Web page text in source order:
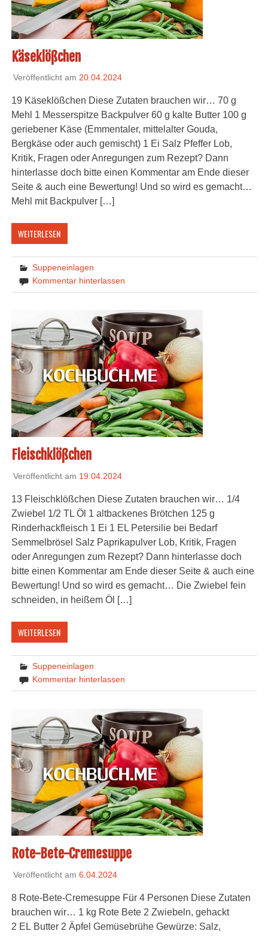
Käseklößchen
Veröffentlicht am 20.04.2024
19 Käseklößchen Diese Zutaten brauchen wir… 70 g
Mehl 1 Messerspitze Backpulver 60 g kalte Butter 100 g
geriebener Käse (Emmentaler, mittelalter Gouda,
Bergkäse oder auch gemischt) 1 Ei Salz Pfeffer Lob,
Kritik, Fragen oder Anregungen zum Rezept? Dann
hinterlasse doch bitte einen Kommentar am Ende dieser
Seite & auch eine Bewertung! Und so wird es gemacht…
Mehl mit Backpulver […]
WEITERLESEN
Suppeneinlagen
Kommentar hinterlassen
Fleischklößchen
Veröffentlicht am 19.04.2024
13 Fleischklößchen Diese Zutaten brauchen wir… 1/4
Zwiebel 1/2 TL Öl 1 altbackenes Brötchen 125 g
Rinderhackfleisch 1 Ei 1 EL Petersilie bei Bedarf
Semmelbrösel Salz Paprikapulver Lob, Kritik, Fragen
oder Anregungen zum Rezept? Dann hinterlasse doch
bitte einen Kommentar am Ende dieser Seite & auch eine
Bewertung! Und so wird es gemacht… Die Zwiebel fein
schneiden, in heißem Öl […]
WEITERLESEN
Suppeneinlagen
Kommentar hinterlassen
Rote-Bete-Cremesuppe
Veröffentlicht am 6.04.2024
8 Rote-Bete-Cremesuppe Für 4 Personen Diese Zutaten
brauchen wir… 1 kg Rote Bete 2 Zwiebeln, gehackt
2 EL Butter 2 Äpfel Gemüsebrühe Gewürze: Salz,